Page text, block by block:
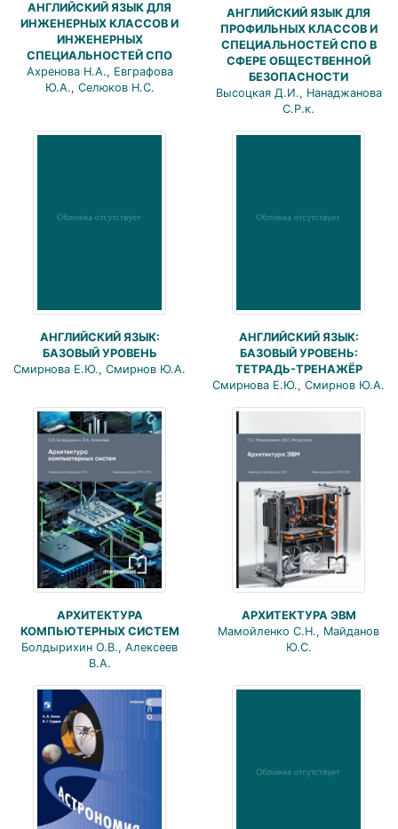
АНГЛИЙСКИЙ ЯЗЫК ДЛЯ
ИНЖЕНЕРНЫХ КЛАССОВ И
ИНЖЕНЕРНЫХ
СПЕЦИАЛЬНОСТЕЙ СПО
Ахренова Н.А., Евграфова
Ю.А., Селюков Н.С.
АНГЛИЙСКИЙ ЯЗЫК ДЛЯ
ПРОФИЛЬНЫХ КЛАССОВ И
СПЕЦИАЛЬНОСТЕЙ СПО В
СФЕРЕ ОБЩЕСТВЕННОЙ
БЕЗОПАСНОСТИ
Высоцкая Д.И., Нанаджанова
С.Р.к.
АНГЛИЙСКИЙ ЯЗЫК:
БАЗОВЫЙ УРОВЕНЬ
Смирнова Е.Ю., Смирнов Ю.А.
АНГЛИЙСКИЙ ЯЗЫК:
БАЗОВЫЙ УРОВЕНЬ:
ТЕТРАДЬ-ТРЕНАЖЁР
Смирнова Е.Ю., Смирнов Ю.А.
АРХИТЕКТУРА
КОМПЬЮТЕРНЫХ СИСТЕМ
Болдырихин О.В., Алексеев
В.А.
АРХИТЕКТУРА ЭВМ
Мамойленко С.Н., Майданов
Ю.С.